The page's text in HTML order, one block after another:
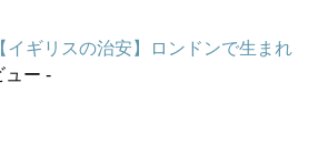
【イギリスの治安】ロンドンで生まれ
ュー -